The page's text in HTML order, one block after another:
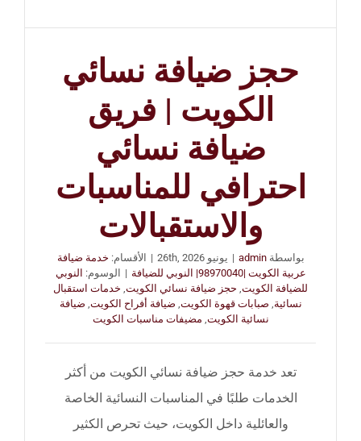
حجز ضيافة نسائي
الكويت | فريق
ضيافة نسائي
احترافي للمناسبات
والاستقبالات
بواسطةadmin
| يونيو 26th, 2026 | الأقسام: خدمة ضيافة
عربية الكويت |98970040| النوبي للضيافة
| الوسوم: النوبي
للضيافة الكويت, حجز ضيافة نسائي الكويت, خدمات استقبال
نسائية, صبابات قهوة الكويت, ضيافة أفراح الكويت, ضيافة
نسائية الكويت, مضيفات مناسبات الكويت
تعد خدمة حجز ضيافة نسائي الكويت من أكثر
الخدمات طلبًا في المناسبات النسائية الخاصة
والعائلية داخل الكويت، حيث تحرص الكثير